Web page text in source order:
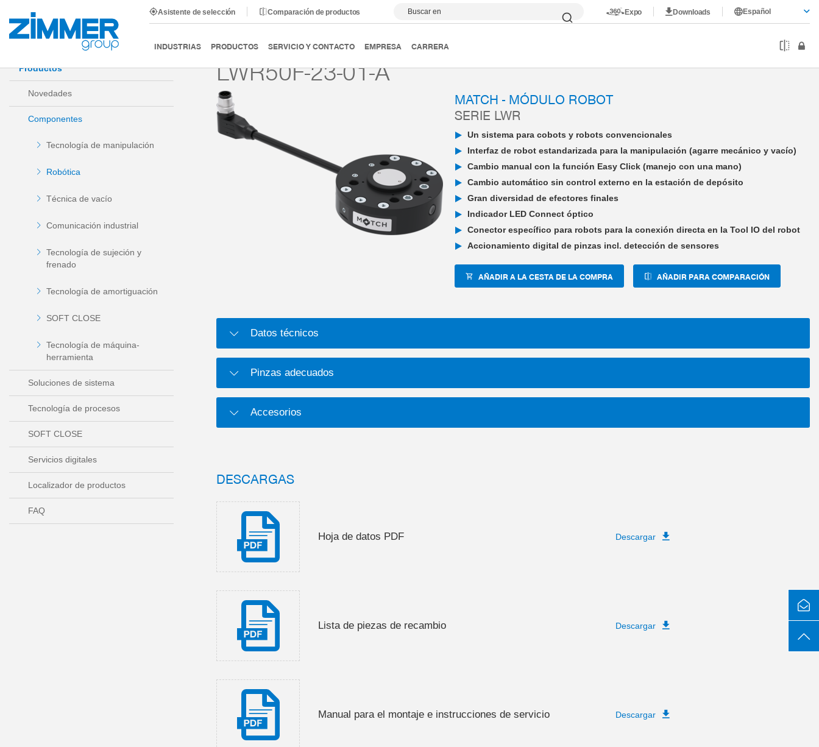
Asistente de selección Comparación de productos Buscar en Expo Downloads Español
INDUSTRIAS PRODUCTOS SERVICIO Y CONTACTO EMPRESA CARRERA
Inicio Productos Componentes Robótica MATCH - End-of-Arm-Ecosystem MATCH - Módulo robot NEURA LWR50F-23-01-A
Productos
Novedades
Componentes
Tecnología de manipulación
Robótica
Técnica de vacío
Comunicación industrial
Tecnología de sujeción y
frenado
Tecnología de amortiguación
SOFT CLOSE
Tecnología de máquina-
herramienta
Soluciones de sistema
Tecnología de procesos
SOFT CLOSE
Servicios digitales
Localizador de productos
FAQ
LWR50F-23-01-A
MATCH - MÓDULO ROBOT
SERIE LWR
Un sistema para cobots y robots convencionales
Interfaz de robot estandarizada para la manipulación (agarre mecánico y vacío)
Cambio manual con la función Easy Click (manejo con una mano)
Cambio automático sin control externo en la estación de depósito
Gran diversidad de efectores finales
Indicador LED Connect óptico
Conector específico para robots para la conexión directa en la Tool IO del robot
Accionamiento digital de pinzas incl. detección de sensores
AÑADIR A LA CESTA DE LA COMPRA AÑADIR PARA COMPARACIÓN
Datos técnicos
Pinzas adecuados
Accesorios
DESCARGAS
Hoja de datos PDF Descargar
Lista de piezas de recambio Descargar
Manual para el montaje e instrucciones de servicio Descargar